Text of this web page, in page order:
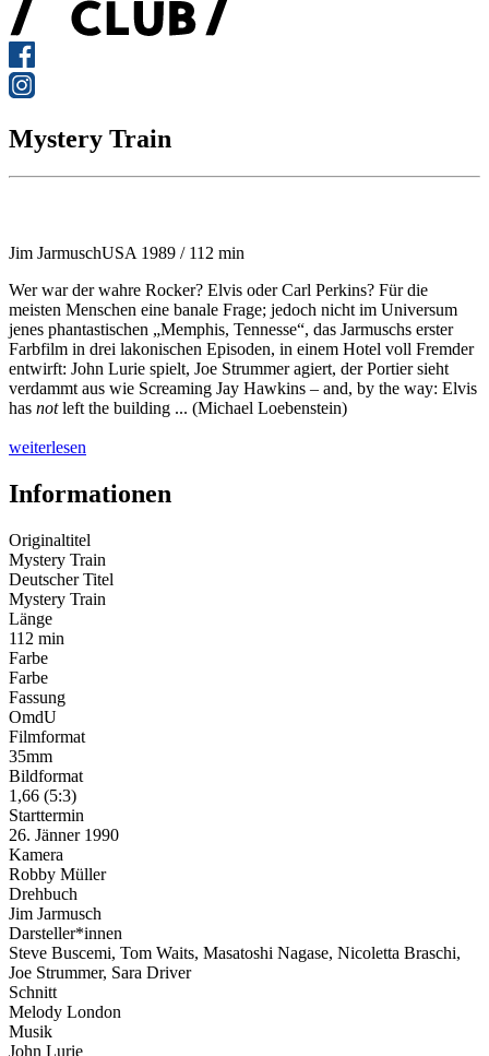
Mystery Train
Jim JarmuschUSA 1989 / 112 min
Wer war der wahre Rocker? Elvis oder Carl Perkins? Für die
meisten Menschen eine banale Frage; jedoch nicht im Universum
jenes phantastischen „Memphis, Tennesse“, das Jarmuschs erster
Farbfilm in drei lakonischen Episoden, in einem Hotel voll Fremder
entwirft: John Lurie spielt, Joe Strummer agiert, der Portier sieht
verdammt aus wie Screaming Jay Hawkins – and, by the way: Elvis
has notleft the building ... (Michael Loebenstein)
weiterlesen
Informationen
Originaltitel
Mystery Train
Deutscher Titel
Mystery Train
Länge
112 min
Farbe
Farbe
Fassung
OmdU
Filmformat
35mm
Bildformat
1,66 (5:3)
Starttermin
26. Jänner 1990
Kamera
Robby Müller
Drehbuch
Jim Jarmusch
Darsteller*innen
Steve Buscemi, Tom Waits, Masatoshi Nagase, Nicoletta Braschi,
Joe Strummer, Sara Driver
Schnitt
Melody London
Musik
John Lurie